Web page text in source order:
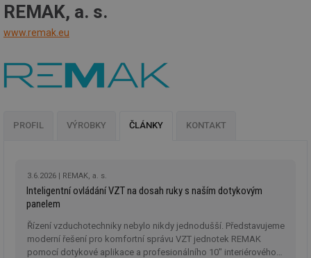
REMAK, a. s.
www.remak.eu
PROFIL VÝROBKY ČLÁNKY KONTAKT
3.6.2026 REMAK, a. s.
Inteligentní ovládání VZT na dosah ruky s naším dotykovým
panelem
Řízení vzduchotechniky nebylo nikdy jednodušší. Představujeme
moderní řešení pro komfortní správu VZT jednotek REMAK
pomocí dotykové aplikace a profesionálního 10" interiérového